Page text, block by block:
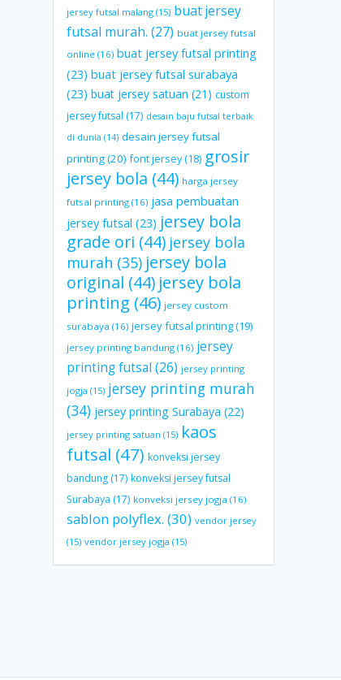
jersey futsal malang (15) buat jersey
futsal murah. (27) buat jersey futsal
online (16) buat jersey futsal printing
(23) buat jersey futsal surabaya
(23) buat jersey satuan (21) custom
jersey futsal (17) desain baju futsal terbaik
di dunia (14) desain jersey futsal
printing(20) font jersey(18) grosir
jersey bola (44) harga jersey
futsal printing (16) jasa pembuatan
jersey futsal (23) jersey bola
grade ori (44) jersey bola
murah (35) jersey bola
original (44) jersey bola
printing (46) jersey custom
surabaya (16) jersey futsal printing(19)
jersey printing bandung (16) jersey
printing futsal (26) jersey printing
jogja (15) jersey printing murah
(34) jersey printing Surabaya (22)
jersey printing satuan (15) kaos
futsal (47) konveksi jersey
bandung (17) konveksi jersey futsal
Surabaya (17) konveksi jersey jogja (16)
sablon polyflex. (30) vendor jersey
(15) vendor jersey jogja (15)